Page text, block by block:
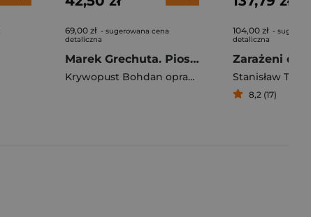
69,00 zł - sugerowana cena
detaliczna
Marek Grechuta. Piosenki na głos, fortepian i gitarę
Krywopust Bohdan opracowanie
104,00 zł -
detaliczna
Stanisław
8,2 (17)